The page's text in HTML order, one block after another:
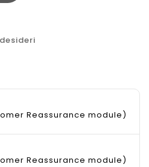
Reassurance module)
Reassurance module)